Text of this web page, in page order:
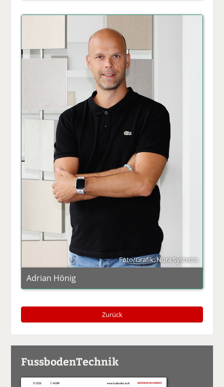
Foto/Grafik: Nora Systems
Adrian Hönig
Zurück
FussbodenTechnik